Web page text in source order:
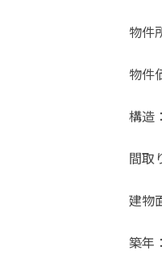
物件
物件
構造
間取
建物
築年